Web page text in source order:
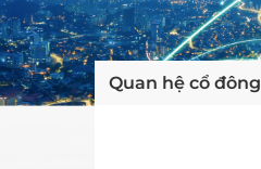
Quan hệ cổ đông